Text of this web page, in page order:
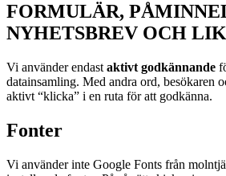
FORMULÄR,
NYHETSBREV OCH
Vi använder endast aktivt godkännande
datainsamling. Med andra ord, besökaren
aktivt “klicka” i en ruta för att godkänna.
Fonter
Vi använder inte Google Fonts från